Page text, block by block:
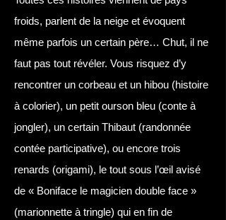
froids, parlent de la neige et évoquent
même parfois un certain père… Chut, il ne
faut pas tout révéler. Vous risquez d’y
rencontrer un corbeau et un hibou (histoire
à colorier), un petit ourson bleu (conte à
jongler), un certain Thibaut (randonnée
contée participative), ou encore trois
renards (origami), le tout sous l’œil avisé
de « Boniface le magicien double face »
(marionnette à tringle) qui en fin de